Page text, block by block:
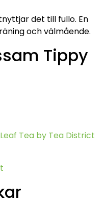
det till fullo. En
och välmående.
Tippy
Tea by Tea District